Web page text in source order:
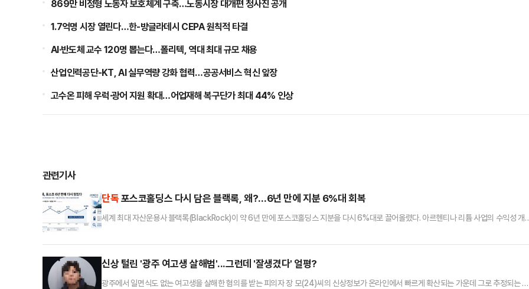
869만 비정형 노동자 보호체계 구축…노동시장 대개편 청사진 공개
1.7억명 시장 열린다…한-방글라데시 CEPA 원칙적 타결
AI·반도체 교수 120명 뽑는다…폴리텍, 역대 최대 규모 채용
산업인력공단-KT, AI 실무역량 강화 협력…공공서비스 혁신 앞장
고수온 피해 우럭·광어 지원 확대…어업재해 복구단가 최대 44% 인상
관련기사
단독포스코홀딩스 다시 담은 블랙록, 왜?…6년 만에 지분 6%대 회복
세계 최대 자산운용사 블랙록(BlackRock)이 약 6년 만에 포스코홀딩스 지분을 다시 6%대로 끌어올렸다. 아르헨티나 리튬 사업의 수익성 개
어드바이저스(BlackRock Fund Advisors)는 포스코홀딩스 주식 493만3523주를 보유해 지분율 6.23%(4월22일 기준)를 기록했다고 지
신상 털린 '광주 여고생 살해범'...그런데 '잘생겼다' 얼평?
광주에서 일면식도 없는 여고생을 살해한 혐의를 받는 피의자 장 모(24)씨의 신상정보가 온라인에서 빠르게 확산되는 가운데 그로 추정되는 사